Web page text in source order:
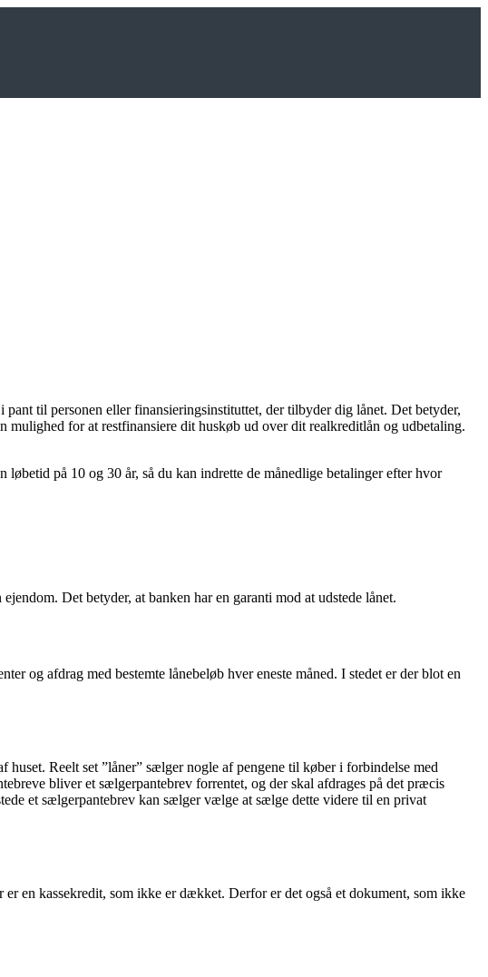
til personen eller finansieringsinstituttet, der tilbyder dig lånet. Det betyder,
for at restfinansiere dit huskøb ud over dit realkreditlån og udbetaling.
på 10 og 30 år, så du kan indrette de månedlige betalinger efter hvor
Det betyder, at banken har en garanti mod at udstede lånet.
og afdrag med bestemte lånebeløb hver eneste måned. I stedet er der blot en
Reelt set ”låner” sælger nogle af pengene til køber i forbindelse med
bliver et sælgerpantebrev forrentet, og der skal afdrages på det præcis
et sælgerpantebrev kan sælger vælge at sælge dette videre til en privat
en kassekredit, som ikke er dækket. Derfor er det også et dokument, som ikke